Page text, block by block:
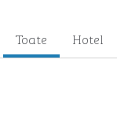
Toate Hotel